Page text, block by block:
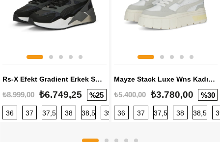
Rs-X Efekt Gradient Erkek Sneaker
₺8.999,00 ₺6.749,25 %25
36 37 37,5 38 38,5 39 40 40,5 41 42 42,5
Mayze Stack Luxe Wns Kadın Sneaker
₺5.400,00 ₺3.780,00 %30
36 37 37,5 38 38,5